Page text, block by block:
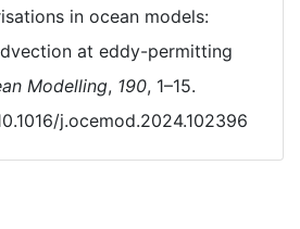
in ocean models:
at eddy-permitting
Modelling, 190, 1–15.
j.ocemod.2024.102396